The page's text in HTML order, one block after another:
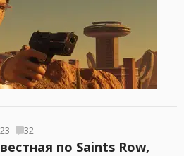
32
по Saints Row,